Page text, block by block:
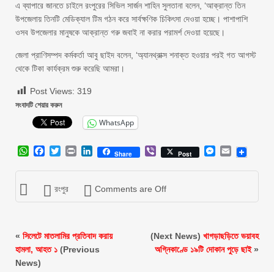
এ ব্যাপারে জানতে চাইলে রংপুরের সিভিল সার্জন শাহিন সুলতানা বলেন, ‘আক্রান্ত তিন
উপজেলায় তিনটি মেডিক্যাল টিম গঠন করে সার্বক্ষণিক চিকিৎসা দেওয়া হচ্ছে। পাশাপাশি
ওসব উপজেলার মানুষকে আক্রান্ত গরু জবাই না করার পরামর্শ দেওয়া হয়েছে।
জেলা প্রাণিসম্পদ কর্মকর্তা আবু ছাইদ বলেন, ‘অ্যানথ্রাক্স শনাক্ত হওয়ার পরই গত আগস্ট
থেকে টিকা কার্যক্রম শুরু করেছি আমরা।
Post Views: 319
সংবাদটি শেয়ার করুন
WhatsApp
WhatsApp
Facebook
Twitter
Print LinkedIn
Share ViberPost Messenger
Email
রংপুর Comments are Off
« সিলেটে মাতলামির প্রতিবাদ করায়
হামলা, আহত ১ (Previous
News)
(Next News) খাগড়াছড়িতে ভয়াবহ
অগ্নিকাণ্ডে ১৯টি দোকান পুড়ে ছাই»